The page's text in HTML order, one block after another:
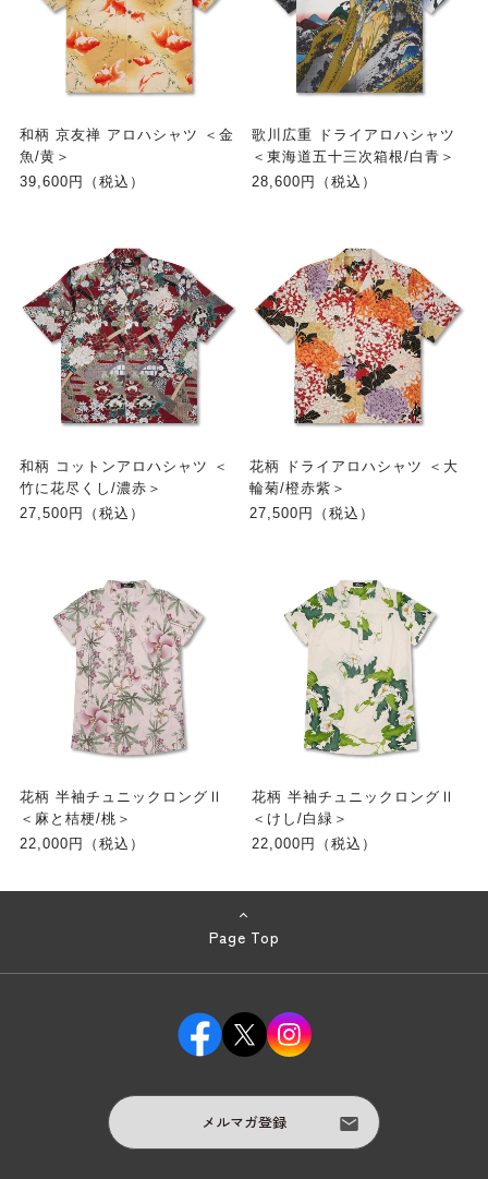
和柄 京友禅 アロハシャツ ＜金
魚/黄＞
39,600円（税込）
歌川広重 ドライアロハシャツ
＜東海道五十三次箱根/白青＞
28,600円（税込）
和柄 コットンアロハシャツ ＜
竹に花尽くし/濃赤＞
27,500円（税込）
花柄 ドライアロハシャツ ＜大
輪菊/橙赤紫＞
27,500円（税込）
花柄 半袖チュニックロングⅡ
＜麻と桔梗/桃＞
22,000円（税込）
花柄 半袖チュニックロングⅡ
＜けし/白緑＞
22,000円（税込）
Page Top
メルマガ登録